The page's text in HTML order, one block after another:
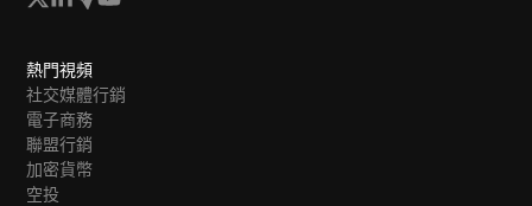
熱門視頻
社交媒體行銷
電子商務
聯盟行銷
加密貨幣
空投